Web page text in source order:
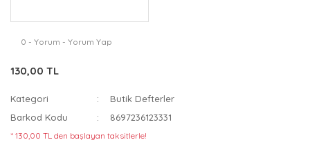
0 - Yorum - Yorum Yap
130,00 TL
Kategori
Butik Defterler
Barkod Kodu
8697236123331
* 130,00 TL den başlayan taksitlerle!